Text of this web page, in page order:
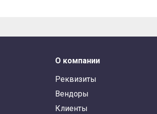
О компании
Реквизиты
Вендоры
Клиенты